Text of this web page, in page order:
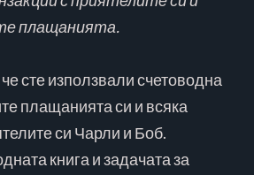
плащанията.
сте използвали счетоводна
плащанията си и всяка
си Чарли и Боб.
книга и задачата за